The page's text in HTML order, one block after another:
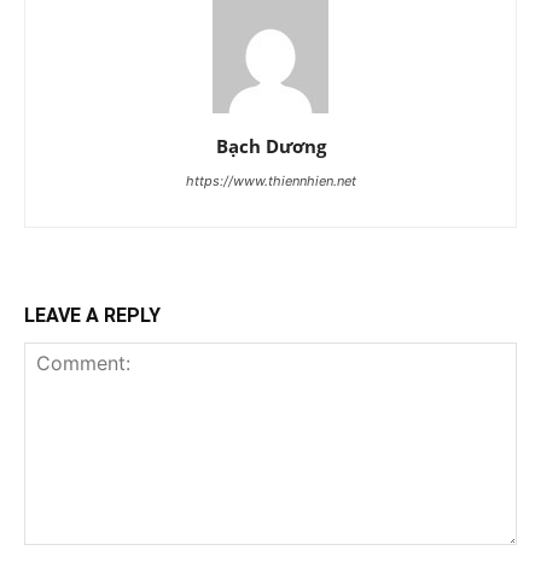
Bạch Dương
https://www.thiennhien.net
LEAVE A REPLY